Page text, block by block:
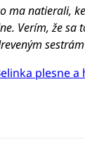
ma natierali,
Verím, že sa